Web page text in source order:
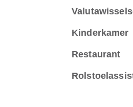
Kinderkamer
Restaurant